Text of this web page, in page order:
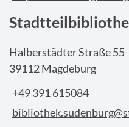
Halberstädter Straße 55
39112 Magdeburg
+49 391 615084